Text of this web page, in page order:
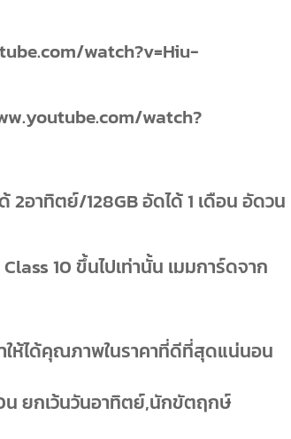
watch?v=Hiu-
watch?
2อาทิตย์/128GB อัดได้ 1 เดือน อัดวน
10 ขึ้นไปเท่านั้น เมมการ์ดจาก
ให้ได้คุณภาพในราคาที่ดีที่สุดแน่นอน
ยกเว้นวันอาทิตย์,นักขัตฤกษ์